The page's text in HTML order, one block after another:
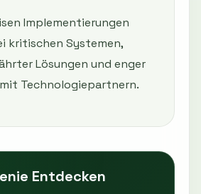
Implementierungen
kritischen Systemen,
Lösungen und enger
Technologiepartnern.
Entdecken